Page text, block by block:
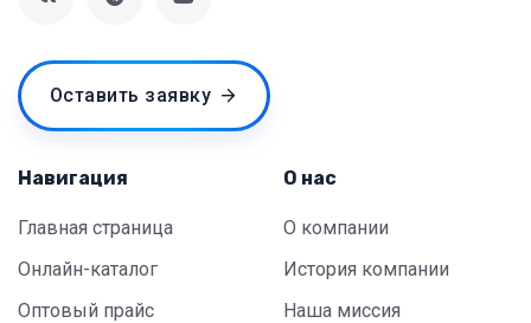
Оставить заявку
Навигация
Главная страница
Онлайн-каталог
Оптовый прайс
О нас
О компании
История компании
Наша миссия